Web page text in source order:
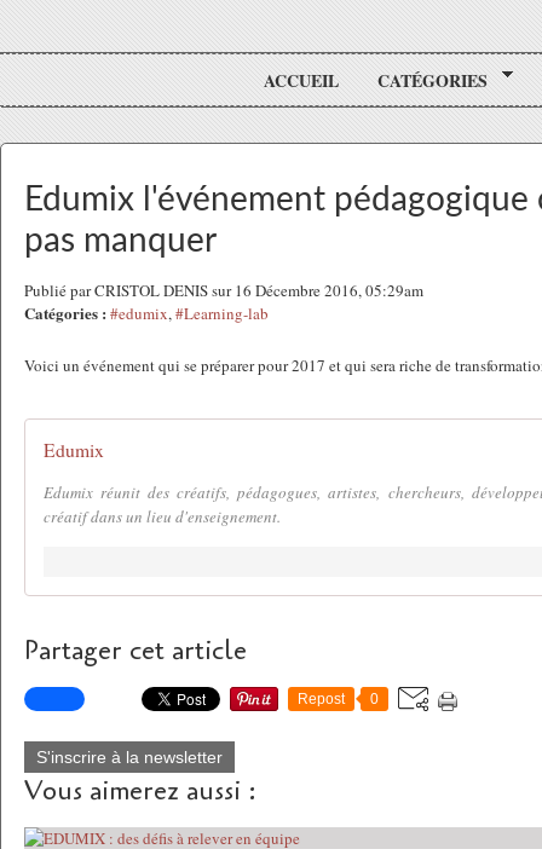
ACCUEIL CATÉGORIES
Edumix l'événement pédagogique
pas manquer
Publié par CRISTOL DENIS sur 16 Décembre 2016, 05:29am
Catégories : #edumix,#Learning-lab
Voici un événement qui se préparer pour 2017 et qui sera riche de
Edumix
Edumix réunit des créatifs, pédagogues, artistes, chercheurs,
créatif dans un lieu d'enseignement.
Partager cet article
Repost 0
S'inscrire à la newsletter
Vous aimerez aussi :